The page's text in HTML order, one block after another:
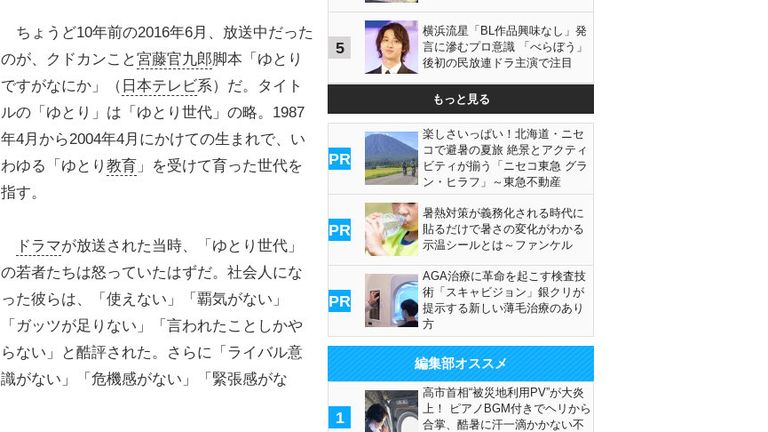
ちょうど10年前の2016年6月、放送中だった
のが、クドカンこと宮藤官九郎脚本「ゆとり
ですがなにか」（ 日本テレビ系）だ。タイト
ルの「ゆとり」は「ゆとり世代」の略。1987
年4月から2004年4月にかけての生まれで、い
わゆる「ゆとり 教育 」を受けて育った世代を
指す。
ドラマが放送された当時、「ゆとり世代」
の若者たちは怒っていたはずだ。社会人にな
った彼らは、「使えない」「覇気がない」
「ガッツが足りない」「言われたことしかや
らない」と酷評された。さらに「ライバル意
識がない」「危機感がない」「緊張感がな
5
横浜流星「BL作品興味なし」発
言に滲むプロ意識 「べらぼう」
後初の民放連ドラ主演で注目
もっと見る
PR
楽しさいっぱい！北海道・ニセ
コで避暑の夏旅 絶景とアクティ
ビティが揃う「ニセコ東急 グラ
ン・ヒラフ」～東急不動産
PR
暑熱対策が義務化される時代に
貼るだけで暑さの変化がわかる
示温シールとは～ファンケル
PR
AGA治療に革命を起こす検査技
術「スキャビジョン」銀クリが
提示する新しい薄毛治療のあり
方
編集部オススメ
1
高市首相“被災地利用PV”が大炎
上！ ピアノBGM付きでヘリから
合掌、酷暑に汗一滴かかない不